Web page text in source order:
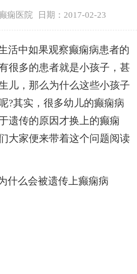
痫医院 日期：2017-02-23
活中如果观察癫痫病患者的
很多的患者就是小孩子，甚
儿，那么为什么这些小孩子
?其实，很多幼儿的癫痫病
遗传的原因才换上的癫痫
大家便来带着这个问题阅读